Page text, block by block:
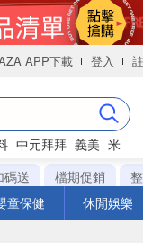
APP下載 登入
中元拜拜 義美 米
碼送 檔期促銷
童保健 休閒娛樂